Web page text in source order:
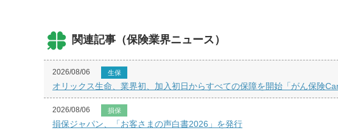
関連記事（保険業界ニュース）
2026/08/06 生保
オリックス生命、業界初、加入初日からすべての保障を開始「がん保険
2026/08/06 損保
損保ジャパン、「お客さまの声白書2026」を発行